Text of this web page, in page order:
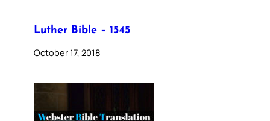
Luther Bible – 1545
October 17, 2018